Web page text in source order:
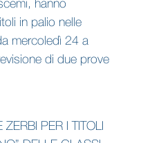
hanno
in palio nelle
mercoledì 24 a
di due prove
PER I TITOLI